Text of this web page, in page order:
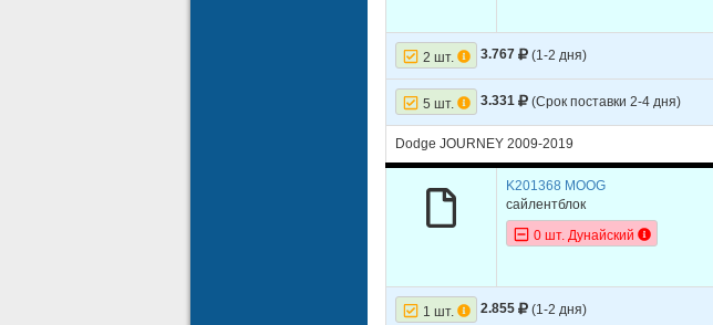
19 DODGE
20 DODGE
21 DODGE JOURNEY
22 DODGE JOURNEY
2 шт. 3.767 (1-2 дня)
5 шт. 3.331 (Срок поставки 2-4 дня)
Dodge JOURNEY 2009-2019
K201368 MOOG
сайлентблок
0 шт. Дунайский
1 шт. 2.855 (1-2 дня)